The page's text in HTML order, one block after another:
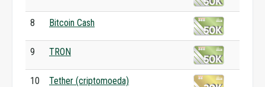
8 Bitcoin Cash
9 TRON
10 Tether (criptomoeda)